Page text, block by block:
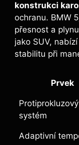
konstrukci
ochranu. BMW
přesnost a
jako SUV,
stabilitu při
Prvek
Protiprokluzový
systém
Adaptivní